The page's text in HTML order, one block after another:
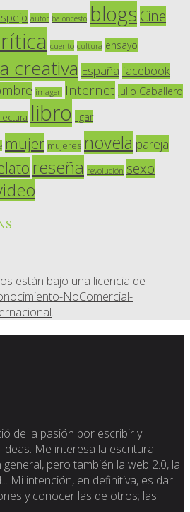
autor baloncesto blogs Cine
cuento cultura ensayo
creativa España facebook
imagen Internet Julio Caballero
lectura libro ligar
mujer mujeres novela pareja
reseña revolución sexo
están bajo una licencia de
NoComercial-
.
de la pasión por escribir y
Me interesa la escritura
pero también la web 2.0, la
Mi intención, en definitiva, es dar
y conocer las de otros; las